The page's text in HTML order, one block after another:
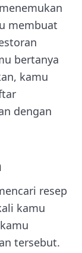
membuat
bertanya
kamu
dengan
resep
kamu
tersebut.